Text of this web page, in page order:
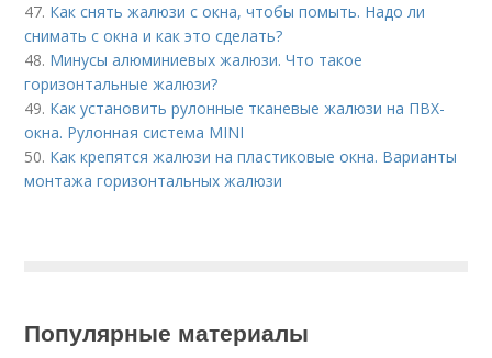
47. Как снять жалюзи с окна, чтобы помыть. Надо ли
снимать с окна и как это сделать?
48. Минусы алюминиевых жалюзи. Что такое
горизонтальные жалюзи?
49. Как установить рулонные тканевые жалюзи на ПВХ-
окна. Рулонная система MINI
50. Как крепятся жалюзи на пластиковые окна. Варианты
монтажа горизонтальных жалюзи
Популярные материалы